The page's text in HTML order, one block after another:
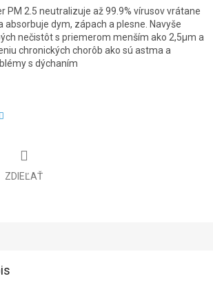
PM 2.5 neutralizuje až 99.9% vírusov vrátane
absorbuje dym, zápach a plesne. Navyše
nečistôt s priemerom menším ako 2,5µm a
chronických chorôb ako sú astma a
s dýchaním
ZDIEĽAŤ